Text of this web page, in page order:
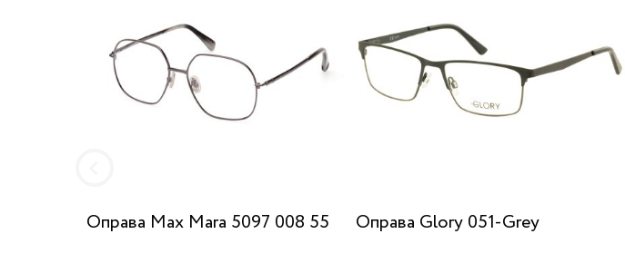
Оправа Max Mara 5097 008 55 Оправа Glory 051-Grey